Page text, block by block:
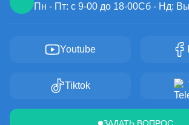
Пн - Пт: с 9-00 до 18-00Сб - Нд:
Youtube
Tiktok
ЗАДАТЬ ВОПРОС